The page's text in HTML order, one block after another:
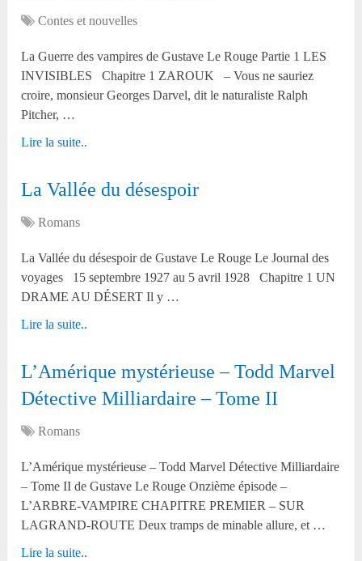
Contes et nouvelles
La Guerre des vampires de Gustave Le Rouge Partie 1 LES
INVISIBLES Chapitre 1 ZAROUK – Vous ne sauriez
croire, monsieur Georges Darvel, dit le naturaliste Ralph
Pitcher, …
Lire la suite..
La Vallée du désespoir
Romans
La Vallée du désespoir de Gustave Le Rouge Le Journal des
voyages 15 septembre 1927 au 5 avril 1928 Chapitre 1 UN
DRAME AU DÉSERT Il y …
Lire la suite..
L’Amérique mystérieuse – Todd Marvel
Détective Milliardaire – Tome II
Romans
L’Amérique mystérieuse – Todd Marvel Détective Milliardaire
– Tome II de Gustave Le Rouge Onzième épisode –
L’ARBRE-VAMPIRE CHAPITRE PREMIER – SUR
LAGRAND-ROUTE Deux tramps de minable allure, et …
Lire la suite..